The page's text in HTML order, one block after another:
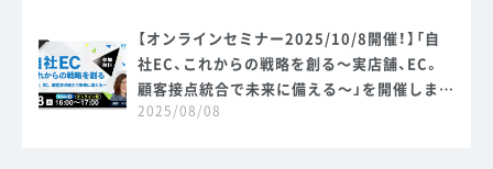
【オンラインセミナー2025/10/8開催！】「自
社EC、これからの戦略を創る～実店舗、EC。
顧客接点統合で未来に備える～」を開催しま
す。
2025/08/08